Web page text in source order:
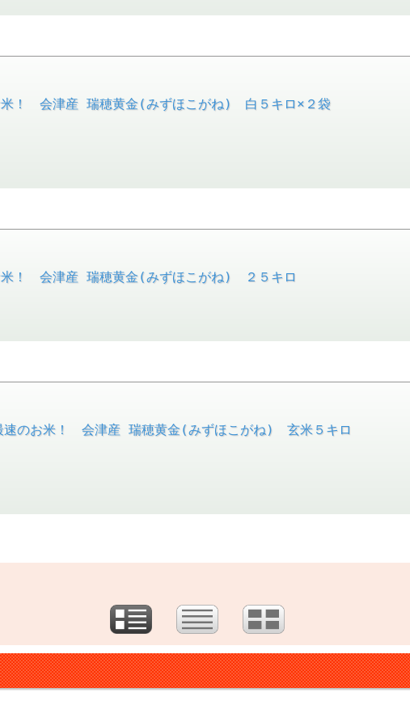
米！ 会津産 瑞穂黄金(みずほこがね) 白５キロ×２袋
米！ 会津産 瑞穂黄金(みずほこがね) ２５キロ
速のお米！ 会津産 瑞穂黄金(みずほこがね) 玄米５キロ